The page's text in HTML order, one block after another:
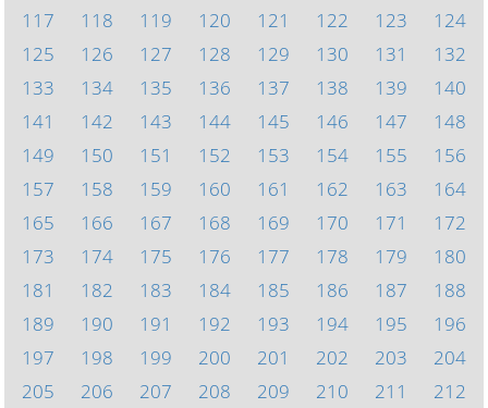
117
118 119 120 121 122 123
124
125
126 127 128 129 130 131
132
133
134 135 136 137 138 139
140
141
142 143 144 145 146 147
148
149
150 151 152 153 154 155
156
157
158 159 160 161 162 163
164
165
166 167 168 169 170 171
172
173
174 175 176 177 178 179
180
181
182 183 184 185 186 187
188
189
190 191 192 193 194 195
196
197
198 199 200 201 202 203
204
205
206 207 208 209 210 211
212